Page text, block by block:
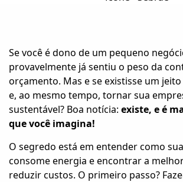
Se você é dono de um pequeno
provavelmente já sentiu o peso da
orçamento. Mas e se existisse um
e, ao mesmo tempo, tornar sua
sustentável? Boa notícia: existe, e é
que você imagina!
O segredo está em entender como
consome energia e encontrar a
reduzir custos. O primeiro passo?